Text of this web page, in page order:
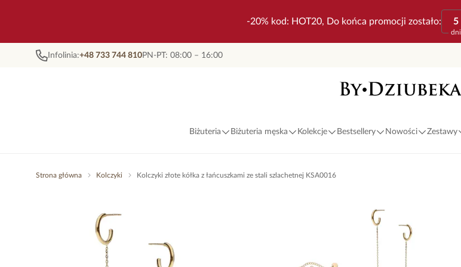
-20% kod: HOT20, Do końca promocji zostało: 5
dni
Infolinia:+48 733 744 810PN-PT: 08:00 – 16:00
Biżuteria Biżuteria męska Kolekcje Bestsellery Nowości Zestawy
Strona główna Kolczyki Kolczyki złote kółka z łańcuszkami ze stali szlachetnej KSA0016